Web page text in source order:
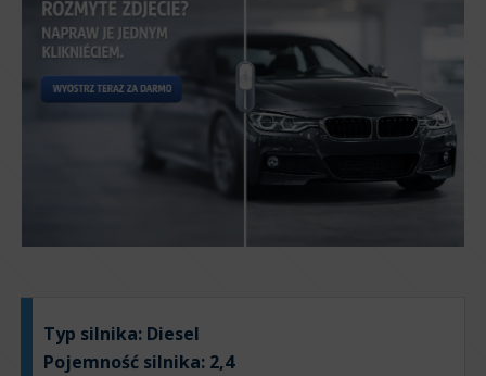
Typ silnika: Diesel
Pojemność silnika: 2,4